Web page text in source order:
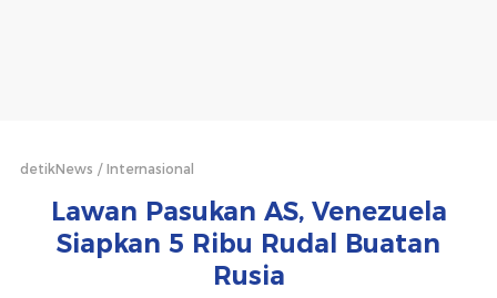
detikNews Internasional
Lawan Pasukan AS, Venezuela
Siapkan 5 Ribu Rudal Buatan
Rusia